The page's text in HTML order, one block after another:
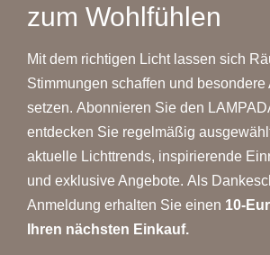
zum Wohlfühlen
Mit dem richtigen Licht lassen sich
Stimmungen schaffen und besondere
setzen. Abonnieren Sie den
entdecken Sie regelmäßig
aktuelle Lichttrends, inspirierende
und exklusive Angebote. Als
Anmeldung erhalten Sie einen 10-
Ihren nächsten Einkauf.